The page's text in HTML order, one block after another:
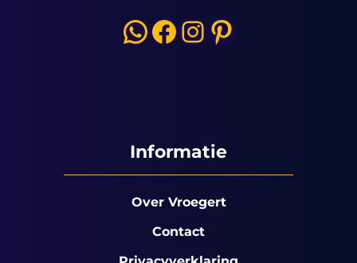
WhatsApp
Facebook
Instagram
Pinterest
Informatie
Over Vroegert
Contact